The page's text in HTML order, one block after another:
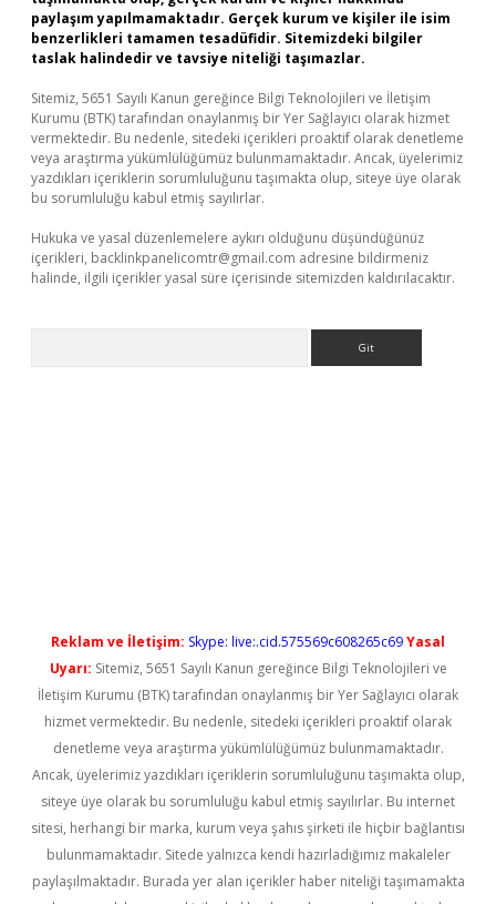
paylaşım yapılmamaktadır. Gerçek kurum ve kişiler ile isim
benzerlikleri tamamen tesadüfidir. Sitemizdeki bilgiler
taslak halindedir ve tavsiye niteliği taşımazlar.
Sitemiz, 5651 Sayılı Kanun gereğince Bilgi Teknolojileri ve İletişim
Kurumu (BTK) tarafından onaylanmış bir Yer Sağlayıcı olarak hizmet
vermektedir. Bu nedenle, sitedeki içerikleri proaktif olarak denetleme
veya araştırma yükümlülüğümüz bulunmamaktadır. Ancak, üyelerimiz
yazdıkları içeriklerin sorumluluğunu taşımakta olup, siteye üye olarak
bu sorumluluğu kabul etmiş sayılırlar.
Hukuka ve yasal düzenlemelere aykırı olduğunu düşündüğünüz
içerikleri, backlinkpanelicomtr@gmail.com adresine bildirmeniz
halinde, ilgili içerikler yasal süre içerisinde sitemizden kaldırılacaktır.
Reklam ve İletişim: Skype: live:.cid.575569c608265c69Yasal
Uyarı: Sitemiz, 5651 Sayılı Kanun gereğince Bilgi Teknolojileri ve
İletişim Kurumu (BTK) tarafından onaylanmış bir Yer Sağlayıcı olarak
hizmet vermektedir. Bu nedenle, sitedeki içerikleri proaktif olarak
denetleme veya araştırma yükümlülüğümüz bulunmamaktadır.
Ancak, üyelerimiz yazdıkları içeriklerin sorumluluğunu taşımakta olup,
siteye üye olarak bu sorumluluğu kabul etmiş sayılırlar. Bu internet
sitesi, herhangi bir marka, kurum veya şahıs şirketi ile hiçbir bağlantısı
bulunmamaktadır. Sitede yalnızca kendi hazırladığımız makaleler
paylaşılmaktadır. Burada yer alan içerikler haber niteliği taşımamakta